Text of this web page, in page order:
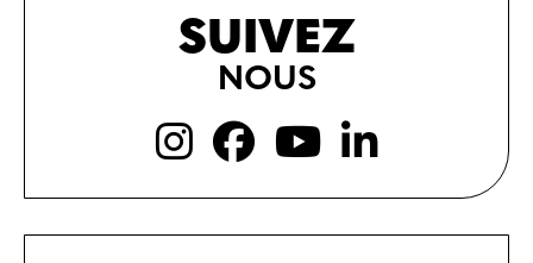
SUIVEZ
NOUS